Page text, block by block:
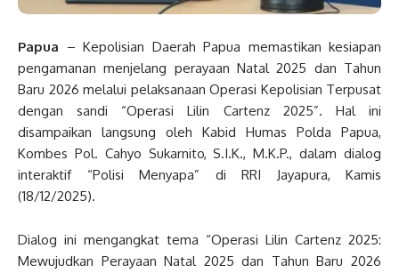
Papua – Kepolisian Daerah Papua memastikan kesiapan
pengamanan menjelang perayaan Natal 2025 dan Tahun
Baru 2026 melalui pelaksanaan Operasi Kepolisian Terpusat
dengan sandi “Operasi Lilin Cartenz 2025”. Hal ini
disampaikan langsung oleh Kabid Humas Polda Papua,
Kombes Pol. Cahyo Sukarnito, S.I.K., M.K.P., dalam dialog
interaktif “Polisi Menyapa” di RRI Jayapura, Kamis
(18/12/2025).
Dialog ini mengangkat tema “Operasi Lilin Cartenz 2025:
Mewujudkan Perayaan Natal 2025 dan Tahun Baru 2026